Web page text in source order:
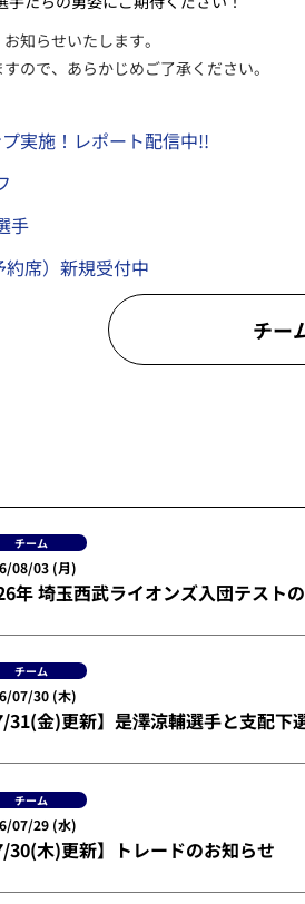
知らせいたします。
ので、あらかじめご了承ください。
実施！レポート配信中!!
手
席）新規受付中
チー
チーム
08/03 (月)
年 埼玉西武ライオンズ入団テスト
チーム
07/30 (木)
31(金)更新】是澤涼輔選手と支配下
チーム
07/29 (水)
30(木)更新】トレードのお知らせ